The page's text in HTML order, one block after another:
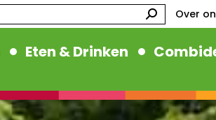
Over
Eten & Drinken